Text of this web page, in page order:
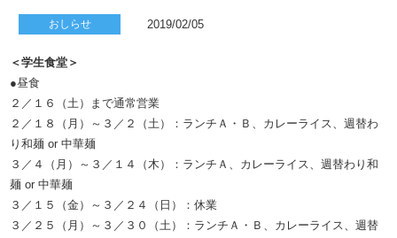
おしらせ 2019/02/05
＜学生食堂＞
●昼食
２／１６（土）まで通常営業
２／１８（月）～３／２（土）：ランチＡ・Ｂ、カレーライス、週替わ
り和麺 or 中華麺
３／４（月）～３／１４（木）：ランチＡ、カレーライス、週替わり和
麺 or 中華麺
３／１５（金）～３／２４（日）：休業
３／２５（月）～３／３０（土）：ランチＡ・Ｂ、カレーライス、週替